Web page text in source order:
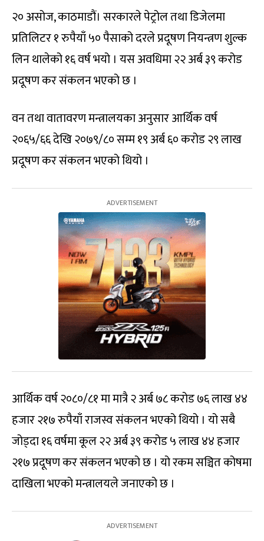
२० असोज, काठमाडौं। सरकारले पेट्रोल तथा डिजेलमा
प्रतिलिटर १ रुपैयाँ ५० पैसाको दरले प्रदूषण नियन्त्रण शुल्क
लिन थालेको १६ वर्ष भयो । यस अवधिमा २२ अर्ब ३९ करोड
प्रदूषण कर संकलन भएको छ ।
वन तथा वातावरण मन्त्रालयका अनुसार आर्थिक वर्ष
२०६५/६६ देखि २०७९/८० सम्म १९ अर्ब ६० करोड २९ लाख
प्रदूषण कर संकलन भएको थियो ।
आर्थिक वर्ष २०८०/८१ मा मात्रै २ अर्ब ७८ करोड ७६ लाख ४४
हजार २१७ रुपैयाँ राजस्व संकलन भएको थियो । यो सबै
जोड्दा १६ वर्षमा कूल २२ अर्ब ३९ करोड ५ लाख ४४ हजार
२१७ प्रदूषण कर संकलन भएको छ । यो रकम सञ्चित कोषमा
दाखिला भएको मन्त्रालयले जनाएको छ ।